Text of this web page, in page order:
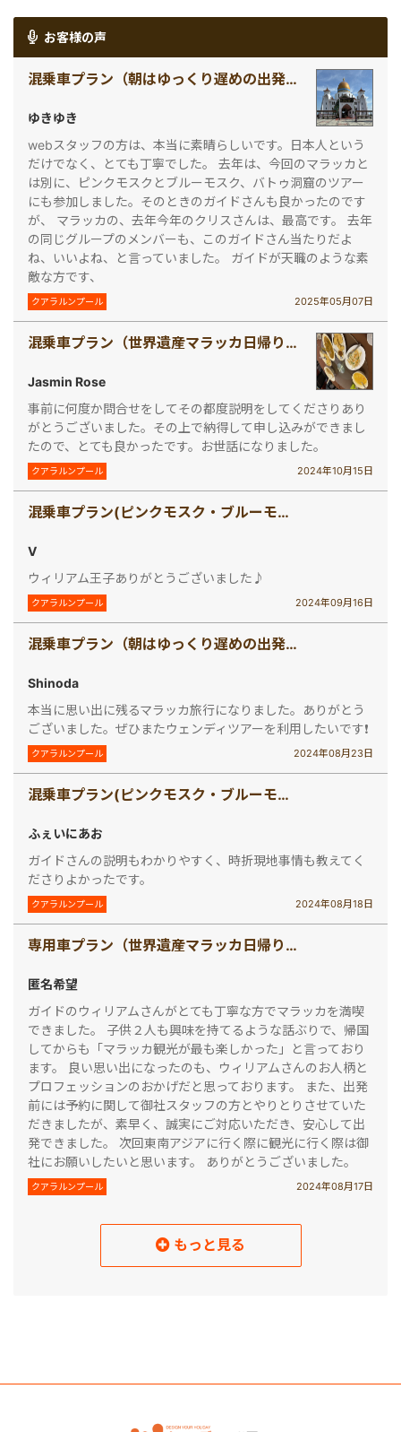
お客様の声
混乗車プラン（朝はゆっくり遅めの出発！マレー鉄道で行く世界遺産マラッカ観光～マラッカ海峡の水上モスク観賞つき～ ＜1日観光＞）
ゆきゆき
webスタッフの方は、本当に素晴らしいです。日本人という
だけでなく、とても丁寧でした。 去年は、今回のマラッカと
は別に、ピンクモスクとブルーモスク、バトゥ洞窟のツアー
にも参加しました。そのときのガイドさんも良かったのです
が、 マラッカの、去年今年のクリスさんは、最高です。 去年
の同じグループのメンバーも、このガイドさん当たりだよ
ね、いいよね、と言っていました。 ガイドが天職のような素
敵な方です、
クアラルンプール 2025年05月07日
混乗車プラン（世界遺産マラッカ日帰り観光 レンガ色の建物が並ぶオランダ広場でぜひ映えの一枚を！＜1日観光＞）
Jasmin Rose
事前に何度か問合せをしてその都度説明をしてくださりあり
がとうございました。その上で納得して申し込みができまし
たので、とても良かったです。お世話になりました。
クアラルンプール 2024年10月15日
混乗車プラン(ピンクモスク・ブルーモスク・バトゥ洞窟 人気観光地制覇ツアー！)
V
ウィリアム王子ありがとうございました♪
クアラルンプール 2024年09月16日
混乗車プラン（朝はゆっくり遅めの出発！マレー鉄道で行く世界遺産マラッカ観光～マラッカ海峡の水上モスク観賞つき～ ＜1日観光＞）
Shinoda
本当に思い出に残るマラッカ旅行になりました。ありがとう
ございました。ぜひまたウェンディツアーを利用したいです❗️
クアラルンプール 2024年08月23日
混乗車プラン(ピンクモスク・ブルーモスク・バトゥ洞窟 人気観光地制覇ツアー！)
ふぇいにあお
ガイドさんの説明もわかりやすく、時折現地事情も教えてく
ださりよかったです。
クアラルンプール 2024年08月18日
専用車プラン（世界遺産マラッカ日帰り観光 レンガ色の建物が並ぶオランダ広場でぜひ映えの一枚を！＜1日観光＞）
匿名希望
ガイドのウィリアムさんがとても丁寧な方でマラッカを満喫
できました。 子供２人も興味を持てるような話ぶりで、帰国
してからも「マラッカ観光が最も楽しかった」と言っており
ます。 良い思い出になったのも、ウィリアムさんのお人柄と
プロフェッションのおかげだと思っております。 また、出発
前には予約に関して御社スタッフの方とやりとりさせていた
だきましたが、素早く、誠実にご対応いただき、安心して出
発できました。 次回東南アジアに行く際に観光に行く際は御
社にお願いしたいと思います。 ありがとうございました。
クアラルンプール 2024年08月17日
もっと見る